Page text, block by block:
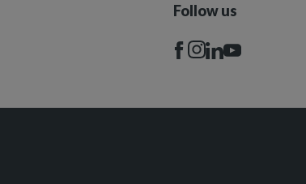
Follow us